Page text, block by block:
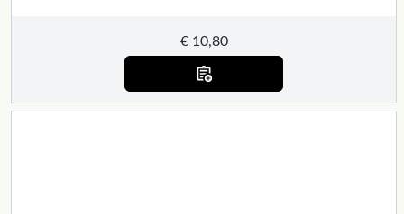
€10,80